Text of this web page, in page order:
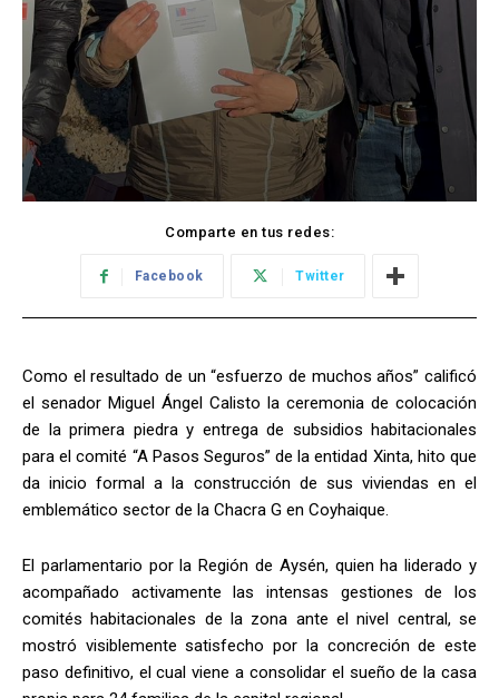
Comparte en tus redes:
Facebook Twitter
Como el resultado de un “esfuerzo de muchos años” calificó
el senador Miguel Ángel Calisto la ceremonia de colocación
de la primera piedra y entrega de subsidios habitacionales
para el comité “A Pasos Seguros” de la entidad Xinta, hito que
da inicio formal a la construcción de sus viviendas en el
emblemático sector de la Chacra G en Coyhaique.
El parlamentario por la Región de Aysén, quien ha liderado y
acompañado activamente las intensas gestiones de los
comités habitacionales de la zona ante el nivel central, se
mostró visiblemente satisfecho por la concreción de este
paso definitivo, el cual viene a consolidar el sueño de la casa